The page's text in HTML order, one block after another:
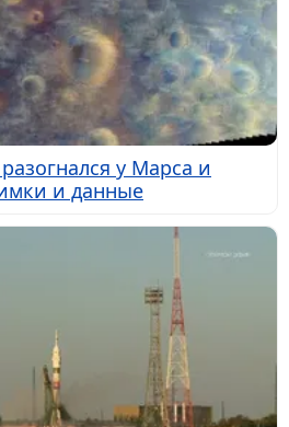
у Марса и
и данные